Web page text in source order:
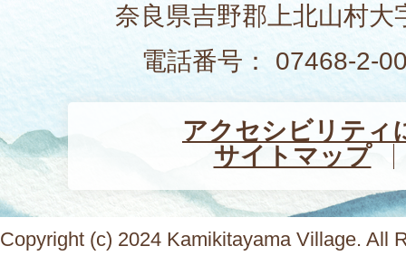
奈良県吉野郡上北山村大
電話番号： 07468-2-
アクセシビリティ
サイトマップ
Copyright (c) 2024 Kamikitayama Village. All